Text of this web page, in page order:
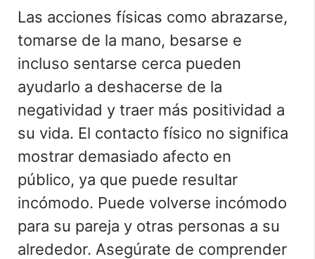
Las acciones físicas como abrazarse,
tomarse de la mano, besarse e
incluso sentarse cerca pueden
ayudarlo a deshacerse de la
negatividad y traer más positividad a
su vida. El contacto físico no significa
mostrar demasiado afecto en
público, ya que puede resultar
incómodo. Puede volverse incómodo
para su pareja y otras personas a su
alrededor. Asegúrate de comprender